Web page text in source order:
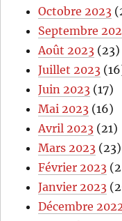
Octobre 2023
Septembre
Août 2023 (23)
Juillet 2023
Juin 2023 (17)
Mai 2023 (16)
Avril 2023 (21)
Mars 2023 (23)
Février 2023
Janvier 2023
Décembre